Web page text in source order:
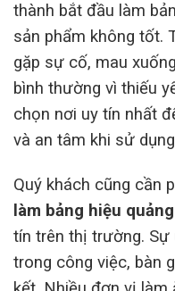
thành bắt đầu làm
sản phẩm không tốt.
gặp sự cố, mau
bình thường vì thiếu
chọn nơi uy tín nhất
và an tâm khi sử
Quý khách cũng cần
làm bảng hiệu
tín trên thị trường. Sự
trong công việc, bàn